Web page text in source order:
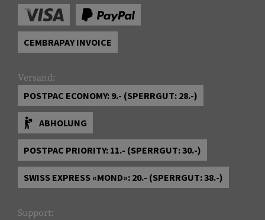
CEMBRAPAY INVOICE
Versand:
POSTPAC ECONOMY: 9.- (SPERRGUT: 28.-)
ABHOLUNG
POSTPAC PRIORITY: 11.- (SPERRGUT: 30.-)
SWISS EXPRESS «MOND»: 20.- (SPERRGUT: 38.-)
Support: